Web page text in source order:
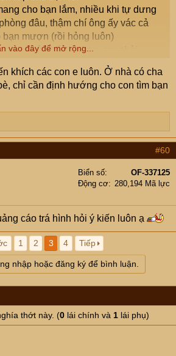
cho bạn lắm, nhiều khi tự dưng
đâu, thậm chí ông ấy vác cả
bạn mượn (rồi hỏng luôn)
xe của bố cho bạn, em phải
việc gì là hỏng cả bố lẫn con
vào đây để mở rộng...
khích các con e luôn. Ở nhà có cha
chỉ cần định hướng cho con tìm bạn
#60
Biển số
OF-337125
Động cơ
280,194 Mã lực
cáo trá hình hỏi ý kiến luôn ạ
1 2 3 4 Tiếp
nhập hoặc đăng ký để bình luận.
thớt này. (0 lái chính và 1 lái phụ)